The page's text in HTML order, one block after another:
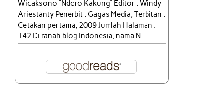
Wicaksono “Ndoro Kakung” Editor : Windy
Ariestanty Penerbit : Gagas Media, Terbitan :
Cetakan pertama, 2009 Jumlah Halaman :
142 Di ranah blog Indonesia, nama N...